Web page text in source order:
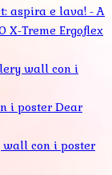
aspira e lava! - A
X-Treme Ergoflex
wall con i
i poster Dear
con i poster